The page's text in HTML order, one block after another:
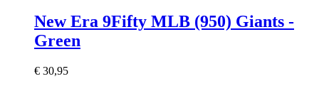
New Era 9Fifty MLB (950) Giants -
Green
€ 30,95